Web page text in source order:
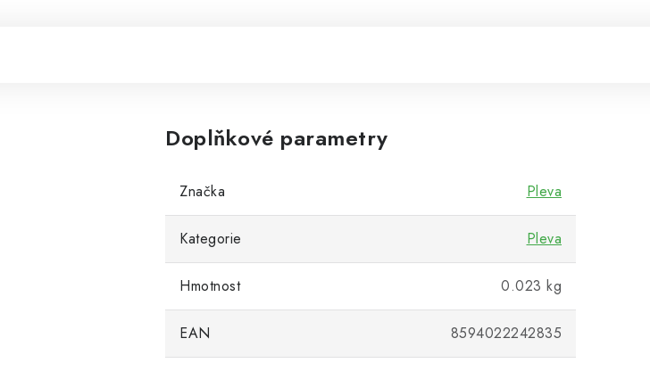
Doplňkové parametry
Značka Pleva
Kategorie Pleva
Hmotnost 0.023 kg
EAN 8594022242835